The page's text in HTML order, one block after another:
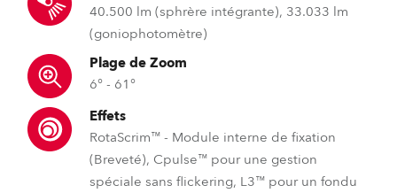
40.500 lm (sphrère intégrante), 33.033 lm
(goniophotomètre)
Plage de Zoom
6° - 61°
Effets
RotaScrim™ - Module interne de fixation
(Breveté), Cpulse™ pour une gestion
spéciale sans flickering, L3™ pour un fondu